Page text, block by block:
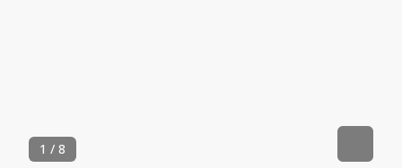
1 / 8